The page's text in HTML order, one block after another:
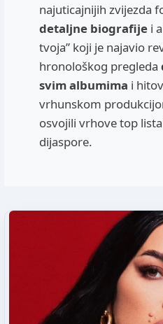
najuticajnijih zvijezda
detaljne biografije i
tvoja” koji je najavio
hronološkog pregleda
svim albumima i
vrhunskom
osvojili vrhove top
dijaspore.